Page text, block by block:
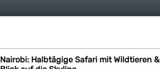
Nairobi: Halbtägige Safari mit Wildtieren &